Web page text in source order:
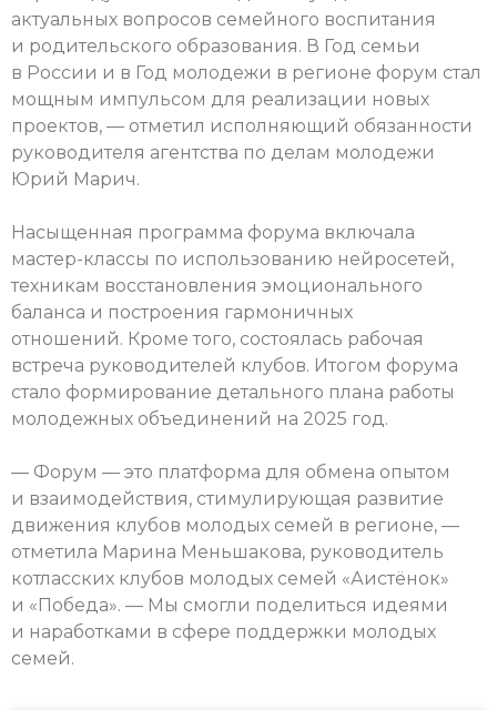
актуальных вопросов семейного воспитания
и родительского образования. В Год семьи
в России и в Год молодежи в регионе форум стал
мощным импульсом для реализации новых
проектов, — отметил исполняющий обязанности
руководителя агентства по делам молодежи
Юрий Марич.
Насыщенная программа форума включала
мастер-классы по использованию нейросетей,
техникам восстановления эмоционального
баланса и построения гармоничных
отношений. Кроме того, состоялась рабочая
встреча руководителей клубов. Итогом форума
стало формирование детального плана работы
молодежных объединений на 2025 год.
— Форум — это платформа для обмена опытом
и взаимодействия, стимулирующая развитие
движения клубов молодых семей в регионе, —
отметила Марина Меньшакова, руководитель
котласских клубов молодых семей «Аистёнок»
и «Победа». — Мы смогли поделиться идеями
и наработками в сфере поддержки молодых
семей.